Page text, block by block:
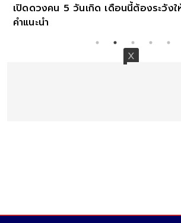
เปิดดวงคน 5 วันเกิด เดือนนี้ต้องระวังใ
คำแนะนำ